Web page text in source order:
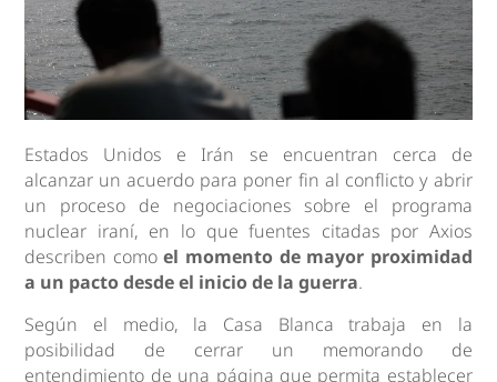
Estados Unidos e Irán se encuentran cerca de
alcanzar un acuerdo para poner fin al conflicto y abrir
un proceso de negociaciones sobre el programa
nuclear iraní, en lo que fuentes citadas por Axios
describen comoel momento de mayor proximidad
a un pacto desde el inicio de la guerra.
Según el medio, la Casa Blanca trabaja en la
posibilidad de cerrar un memorando de
entendimiento de una página que permita establecer